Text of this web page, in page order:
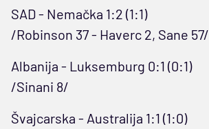
SAD - Nemačka 1:2 (1:1)
/Robinson 37 - Haverc 2, Sane 57/
Albanija - Luksemburg 0:1 (0:1)
/Sinani 8/
Švajcarska - Australija 1:1 (1:0)